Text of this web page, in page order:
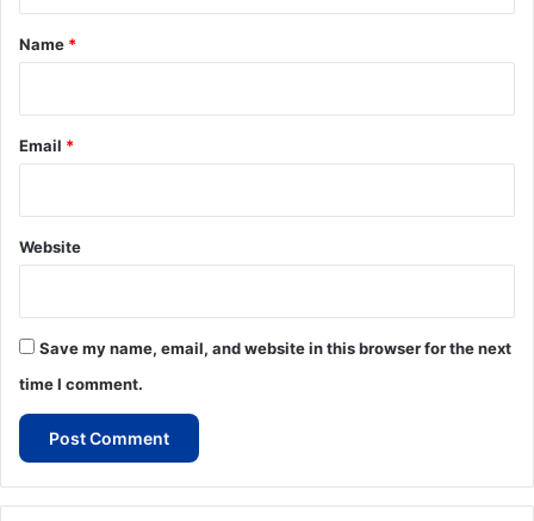
*
Name *
Email *
Website
Save my name, email, and website in this browser for the next
time I comment.